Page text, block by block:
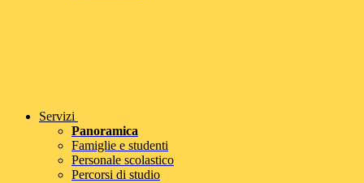
Servizi
Panoramica
Famiglie e studenti
Personale scolastico
Percorsi di studio